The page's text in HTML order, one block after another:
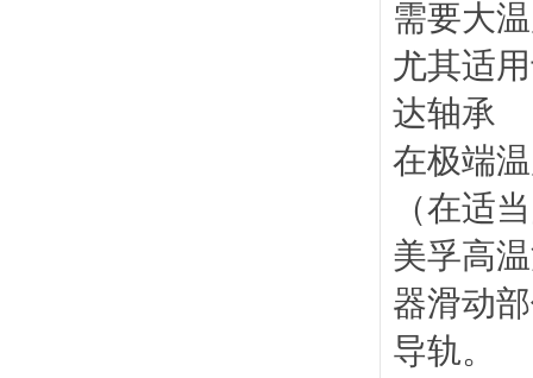
需要大
尤其适
达轴承
在极端
（在适
美孚高
器滑动
导轨。